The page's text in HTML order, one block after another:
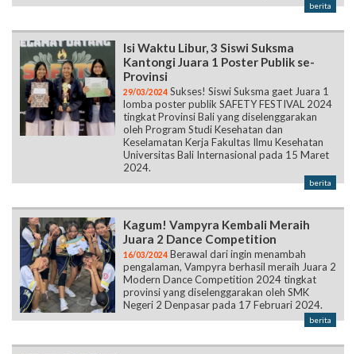
berita
Isi Waktu Libur, 3 Siswi Suksma
Kantongi Juara 1 Poster Publik se-
Provinsi
29/03/2024 Sukses! Siswi Suksma gaet Juara 1
lomba poster publik SAFETY FESTIVAL 2024
tingkat Provinsi Bali yang diselenggarakan
oleh Program Studi Kesehatan dan
Keselamatan Kerja Fakultas Ilmu Kesehatan
Universitas Bali Internasional pada 15 Maret
2024.
berita
Kagum! Vampyra Kembali Meraih
Juara 2 Dance Competition
16/03/2024 Berawal dari ingin menambah
pengalaman, Vampyra berhasil meraih Juara 2
Modern Dance Competition 2024 tingkat
provinsi yang diselenggarakan oleh SMK
Negeri 2 Denpasar pada 17 Februari 2024.
berita